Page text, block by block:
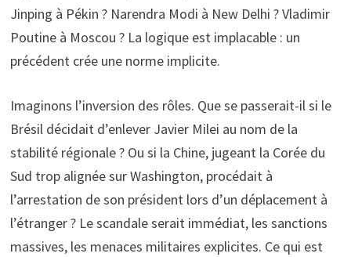
Jinping à Pékin ? Narendra Modi à New Delhi ? Vladimir
Poutine à Moscou ? La logique est implacable : un
précédent crée une norme implicite.
Imaginons l’inversion des rôles. Que se passerait-il si le
Brésil décidait d’enlever Javier Milei au nom de la
stabilité régionale ? Ou si la Chine, jugeant la Corée du
Sud trop alignée sur Washington, procédait à
l’arrestation de son président lors d’un déplacement à
l’étranger ? Le scandale serait immédiat, les sanctions
massives, les menaces militaires explicites. Ce qui est